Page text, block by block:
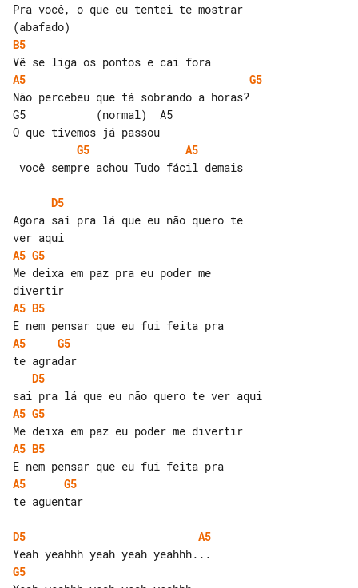
Pra você, o que eu tentei te mostrar
B5
A5
G5
Não percebeu que tá sobrando a horas?
G5           (normal)  A5
G5
A5
D5
Agora sai pra lá que eu não quero te
A5 G5
Me deixa em paz pra eu poder me
A5 B5
A5
G5
D5
A5 G5
A5 B5
A5
G5
te aguentar
D5
A5
G5